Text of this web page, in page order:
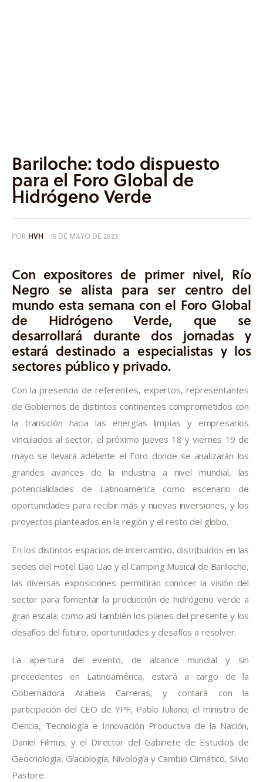
Bariloche: todo dispuesto
para el Foro Global de
Hidrógeno Verde
POR HVH 15 DE MAYO DE 2023
Con expositores de primer nivel, Río
Negro se alista para ser centro del
mundo esta semana con el Foro Global
de Hidrógeno Verde, que se
desarrollará durante dos jornadas y
estará destinado a especialistas y los
sectores público y privado.
Con la presencia de referentes, expertos, representantes
de Gobiernos de distintos continentes comprometidos con
la transición hacia las energías limpias y empresarios
vinculados al sector, el próximo jueves 18 y viernes 19 de
mayo se llevará adelante el Foro donde se analizarán los
grandes avances de la industria a nivel mundial, las
potencialidades de Latinoamérica como escenario de
oportunidades para recibir más y nuevas inversiones, y los
proyectos planteados en la región y el resto del globo.
En los distintos espacios de intercambio, distribuidos en las
sedes del Hotel Llao Llao y el Camping Musical de Bariloche,
las diversas exposiciones permitirán conocer la visión del
sector para fomentar la producción de hidrógeno verde a
gran escala; como así también los planes del presente y los
desafíos del futuro, oportunidades y desafíos a resolver.
La apertura del evento, de alcance mundial y sin
precedentes en Latinoamérica, estará a cargo de la
Gobernadora Arabela Carreras; y contará con la
participación del CEO de YPF, Pablo Iuliano; el ministro de
Ciencia, Tecnología e Innovación Productiva de la Nación,
Daniel Filmus; y el Director del Gabinete de Estudios de
Geocriología, Glaciología, Nivología y Cambio Climático, Silvio
Pastore.